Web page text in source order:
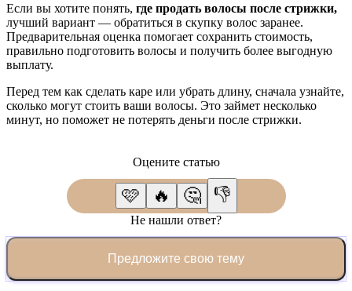
Если вы хотите понять, где продать волосы после стрижки,
лучший вариант — обратиться в скупку волос заранее.
Предварительная оценка помогает сохранить стоимость,
правильно подготовить волосы и получить более выгодную
выплату.
Перед тем как сделать каре или убрать длину, сначала узнайте,
сколько могут стоить ваши волосы. Это займет несколько
минут, но поможет не потерять деньги после стрижки.
Оцените статью
🩷 🔥 🤔 👎
Не нашли ответ?
Предложите свою тему